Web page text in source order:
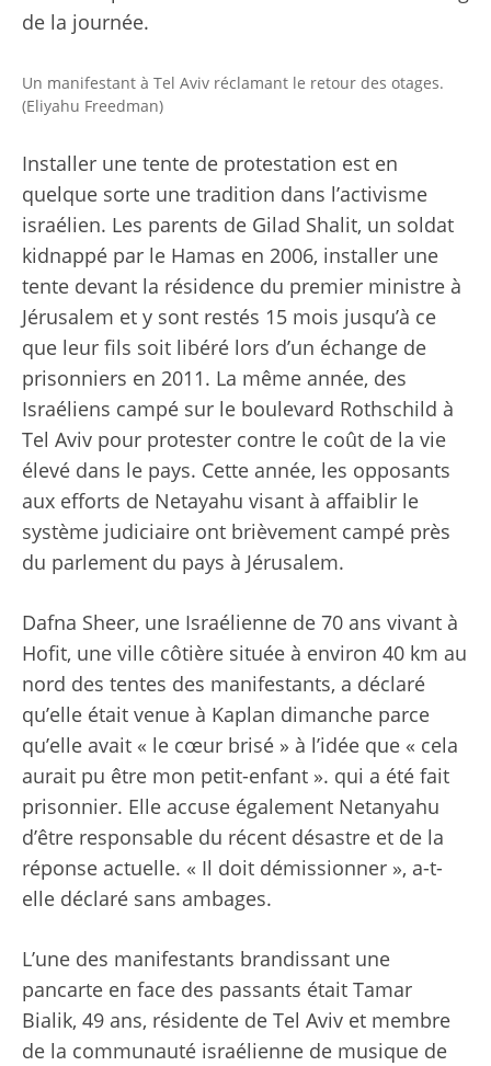
de la journée.
Un manifestant à Tel Aviv réclamant le retour des otages.
(Eliyahu Freedman)
Installer une tente de protestation est en
quelque sorte une tradition dans l’activisme
israélien. Les parents de Gilad Shalit, un soldat
kidnappé par le Hamas en 2006, installer une
tente devant la résidence du premier ministre à
Jérusalem et y sont restés 15 mois jusqu’à ce
que leur fils soit libéré lors d’un échange de
prisonniers en 2011. La même année, des
Israéliens campé sur le boulevard Rothschild à
Tel Aviv pour protester contre le coût de la vie
élevé dans le pays. Cette année, les opposants
aux efforts de Netayahu visant à affaiblir le
système judiciaire ont brièvement campé près
du parlement du pays à Jérusalem.
Dafna Sheer, une Israélienne de 70 ans vivant à
Hofit, une ville côtière située à environ 40 km au
nord des tentes des manifestants, a déclaré
qu’elle était venue à Kaplan dimanche parce
qu’elle avait « le cœur brisé » à l’idée que « cela
aurait pu être mon petit-enfant ». qui a été fait
prisonnier. Elle accuse également Netanyahu
d’être responsable du récent désastre et de la
réponse actuelle. « Il doit démissionner », a-t-
elle déclaré sans ambages.
L’une des manifestants brandissant une
pancarte en face des passants était Tamar
Bialik, 49 ans, résidente de Tel Aviv et membre
de la communauté israélienne de musique de